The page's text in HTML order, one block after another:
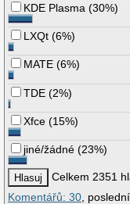
KDE Plasma (30%)
LXQt (6%)
MATE (6%)
TDE (2%)
Xfce (15%)
jiné/žádné (23%)
Celkem 2351
Komentářů: 30 ,